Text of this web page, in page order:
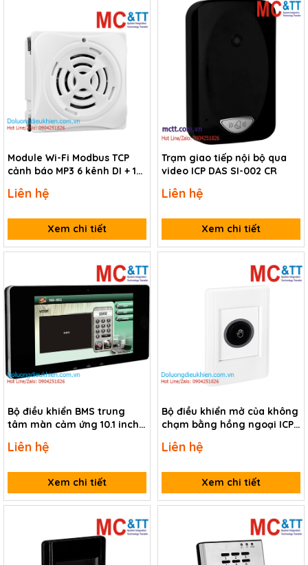
Module Wi-Fi Modbus TCP
cảnh báo MP3 6 kênh DI + 1
WF CR
Liên hệ
Xem chi tiết
Trạm giao tiếp nội bộ qua
video ICP DAS SI-002 CR
Liên hệ
Xem chi tiết
Bộ điều khiển BMS trung
tâm màn cảm ứng 10.1 inch
Liên hệ
Xem chi tiết
Bộ điều khiển mở của không
chạm bằng hồng ngoại ICP
Liên hệ
Xem chi tiết